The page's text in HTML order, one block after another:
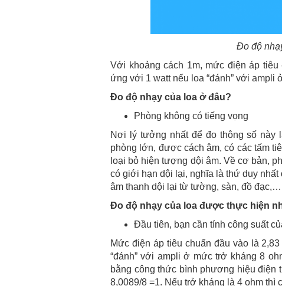
Đo độ
Với khoảng cách 1m, mức điện áp
ứng với 1 watt nếu loa “đánh” với ampli
Đo độ nhạy của loa ở đâu?
Phòng không có tiếng vọng
Nơi lý tưởng nhất để đo thông số này
phòng lớn, được cách âm, có các tấm
loại bỏ hiện tượng dội âm. Về cơ bản,
có giới hạn dội lại, nghĩa là thứ duy
âm thanh dội lại từ tường, sàn, đồ đạc,…
Đo độ nhạy của loa được thực hiện
Đầu tiên, bạn cần tính công suất
Mức điện áp tiêu chuẩn đầu vào là
“đánh” với ampli ở mức trở kháng 8
bằng công thức bình phương hiệu điện
8,0089/8 =1. Nếu trở kháng là 4 ohm thì